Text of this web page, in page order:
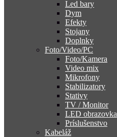
Led bary
Dym
Efekty
Stojany
Doplnky
Foto/Video/PC
Foto/Kamera
Video mix
Mikrofony
Stabilizatory
Stativy
TV / Monitor
LED obrazovka
Príslušenstvo
Kabeláž